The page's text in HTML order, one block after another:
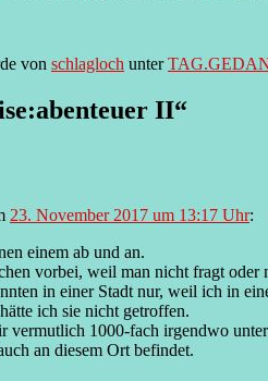
von schlagloch unter
II“
23. November 2017 um 13:17 Uhr:
einem ab und an.
vorbei, weil man nicht fragt oder
in einer Stadt nur, weil ich in
ich sie nicht getroffen.
vermutlich 1000-fach irgendwo
an diesem Ort befindet.